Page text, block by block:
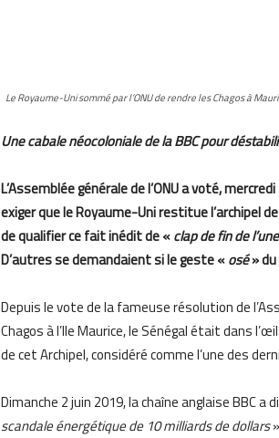
Le Royaume-Uni sommé par l’ONU de rendre les Chagos à
Une cabale néocoloniale de la BBC pour
L’Assemblée générale de l’ONU a voté,
exiger que le Royaume-Uni restitue l’archipel
de qualifier ce fait inédit de «clap de fin de
D’autres se demandaient si le geste «osé» du
Depuis le vote de la fameuse résolution de
Chagos à l’Ile Maurice, le Sénégal était dans
de cet Archipel, considéré comme l’une des
Dimanche 2 juin 2019, la chaîne anglaise BBC
scandale énergétique de 10 milliards de dollars